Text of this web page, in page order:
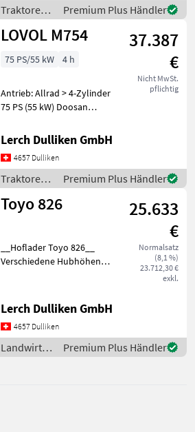
Doosan Stage V Dieselmoto
Traktoren /
Lovol
Premium Plus Händler
LOVOL M754
37.387
€
Nicht MwSt.
pflichtig
75 PS/55 kW 4 h
Antrieb: Allrad > 4-Zylinder
75 PS (55 kW) Doosan
Synchronisiertes 12-Gang-
Schaltgetriebe/
Wendeschaltung, 4
Gruppen > Sicherheitskab
Lerch Dulliken GmbH
4657 Dulliken
Traktoren /
Lovol
Premium Plus Händler
Toyo 826
25.633
€
Normalsatz
(8,1 %)
23.712,30 €
exkl.
__Hoflader Toyo 826__
Verschiedene Hubhöhen
Ausführung lieferbar
>Normalspur: 110cm
Außenbreite >Kubota 3-
Zylin
Lerch Dulliken GmbH
4657 Dulliken
Landwirtsch.
Motorfahrzeuge
Premium Plus Händler